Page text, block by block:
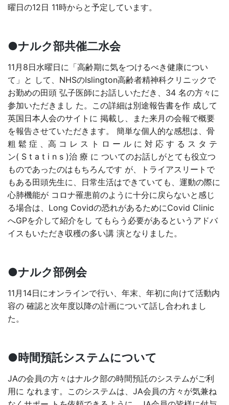
曜日の12日 11時からと予定しています。
●ナルク部共催二水会
11月8日水曜日に「高齢期に気をつけるべき健康につい
て」と して、NHSのIslington高齢者精神科クリニックで
お勤めの田頭 弘子医師にお話しいただき、34 名の方々に
参加いただきまし た。この詳細は別途報告書を作 成して
英国日本人会のサイトに 掲載し、また来月の会報で概要
を報告させていただきます。 簡単な個人的な感想は、骨
粗 鬆 症 、高 コ レ ス ト ロ ー ル に 対 応 す る ス タ テ
ン( S t a t i n s )治 療 に ついてのお話しがとても役立つ
ものであったのはもちろんです が、トライアスリートで
もある田頭先生に、日常生活はできていても、運動の際に
心肺機能が コロナ罹患前のように十分に戻らないと感じ
る場合は、Long Covidの恐れがあるためにCovid Clinic
へGPを介して紹介をし てもらう必要があるというアドバ
イスもいただき収穫の多い講 演となりました。
●ナルク部例会
11月14日にオンラインで行い、年末、年初に向けて活動内
容の 確認と次年度以降の計画について話し合われまし
た。
●時間預託システムについて
JAの会員の方々はナルク部の時間預託のシステムがご利
用に なれます。このシステムは、JA会員の方々が気兼ね